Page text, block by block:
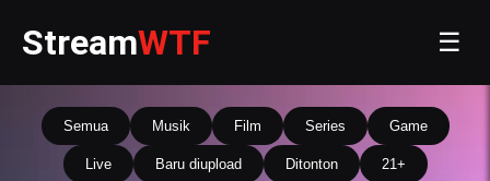
StreamWTF ☰
Semua Musik Film Series Game
Live Baru diupload Ditonton 21+